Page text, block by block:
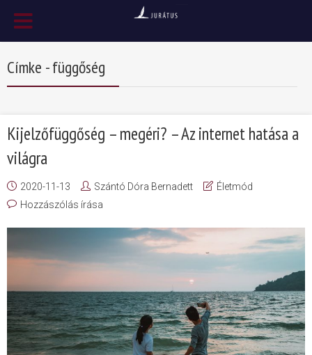
Címke - függőség
Kijelzőfüggőség – megéri? – Az internet hatása a
világra
2020-11-13 Szántó Dóra Bernadett
Életmód
Hozzászólás írása